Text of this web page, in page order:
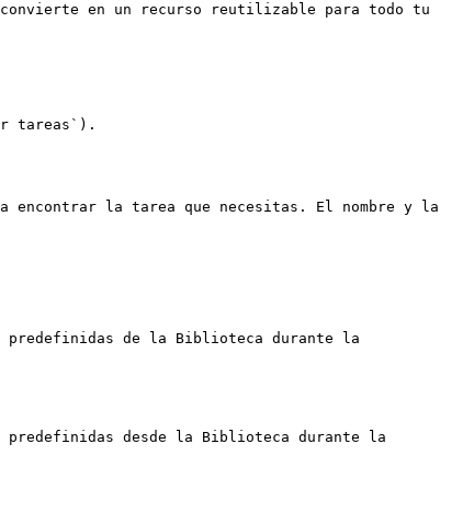
convierte en un recurso reutilizable para todo tu
tareas`).
la tarea que necesitas. El nombre y la
predefinidas de la Biblioteca durante la
predefinidas desde la Biblioteca durante la